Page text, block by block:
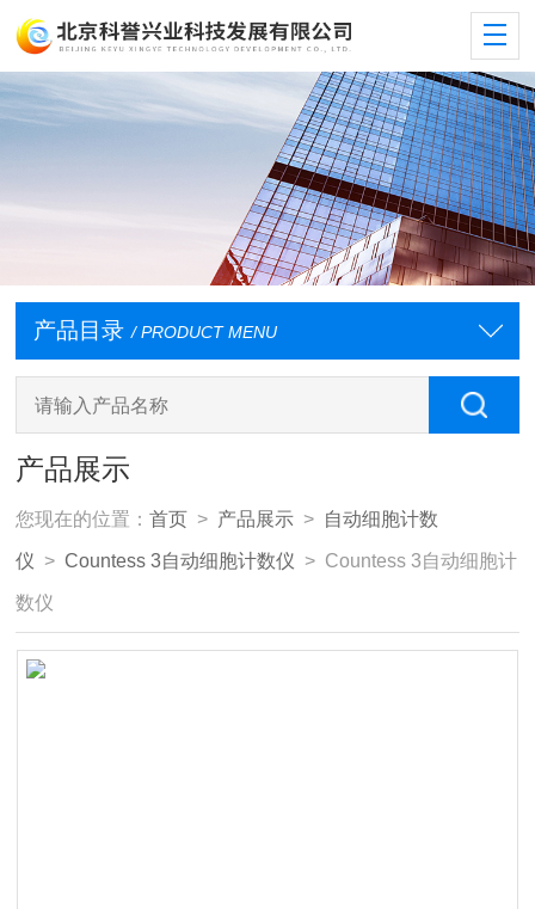
产品目录 / PRODUCT MENU
产品展示
您现在的位置：首页 > 产品展示 > 自动细胞计数
仪 >Countess 3自动细胞计数仪 > Countess 3自动细胞计
数仪